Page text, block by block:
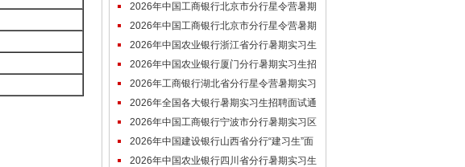
试通知
2026年中国工商银行北京市分行星令营暑期
实习招聘线上笔试通知
2026年中国工商银行北京市分行星令营暑期
实习招聘AI面试通知
2026年中国农业银行浙江省分行暑期实习生
招募线上面试通知
2026年中国农业银行厦门分行暑期实习生招
募线下面试通知
2026年工商银行湖北省分行星令营暑期实习
线下面试预通知
2026年全国各大银行暑期实习生招聘面试通
知汇总
2026年中国工商银行宁波市分行暑期实习区
域选择通知
2026年中国建设银行山西省分行“建习生”面
试时间预约通知
2026年中国农业银行四川省分行暑期实习生